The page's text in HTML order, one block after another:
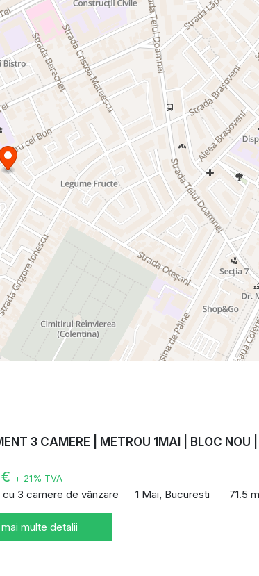
3 CAMERE | METROU 1MAI | BLOC NOU |
+ 21% TVA
3 camere de vânzare 1 Mai, Bucuresti 71.5
multe detalii